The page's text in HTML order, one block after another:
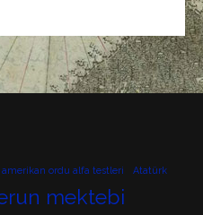
amerikan ordu alfa testleri Atatürk
mektebi